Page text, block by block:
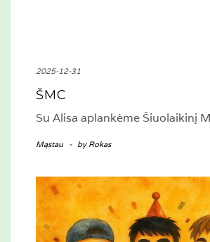
2025-12-31
ŠMC
Su Alisa aplankėme Šiuolaikinį
Mąstau - by Rokas